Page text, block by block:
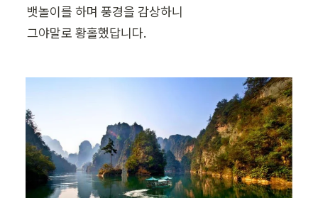
뱃놀이를 하며 풍경을 감상하니
그야말로 황홀했답니다.